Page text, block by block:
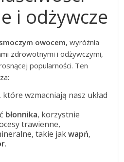
i odżywcze
smoczym owocem, wyróżnia
zdrowotnymi i odżywczymi,
popularności. Ten
, które wzmacniają nasz układ
błonnika, korzystnie
trawienne,
takie jakwapń,
.